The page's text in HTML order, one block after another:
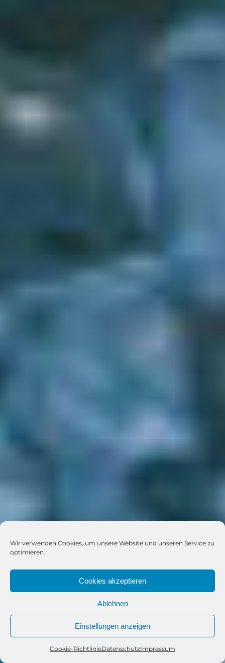
Wir verwenden Cookies, um unsere Website und unseren Service zu
optimieren.
Cookies akzeptieren
Ablehnen
Einstellungen anzeigen
Cookie-RichtlinieDatenschutzImpressum
Telefon Kontakt WhatsApp